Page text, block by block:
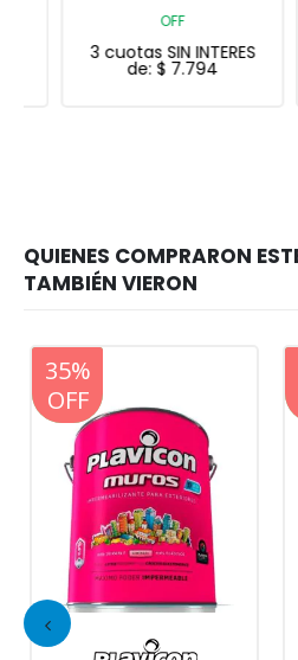
3 cuotas SIN INTERES
de:$7.794
20%
OFF
35%
OFF